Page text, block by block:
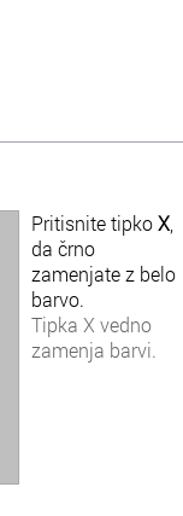
Pritisnite tipkoX
da črno
zamenjate z belo
barvo.
Tipka X vedno
zamenja barvi.